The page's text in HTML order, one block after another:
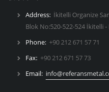
Address: İkitelli Organize
Blok No:520-522-524 İkitelli
Phone: +90 212 671 57 71
Fax: +90 212 671 57 73
Email: